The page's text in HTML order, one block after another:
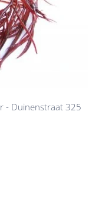
- Duinenstraat 325